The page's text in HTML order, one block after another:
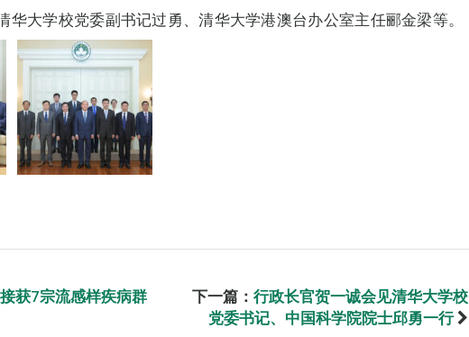
华大学校党委副书记过勇、清华大学港澳台办公室主任郦金梁等。
获7宗流感样疾病群
下一篇： 行政长官贺一诚会见清华大学校
党委书记、中国科学院院士邱勇一行